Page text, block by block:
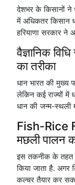
देशभर के किसानों ने
में अधिकतर किसान
हरियाणा सरकार ने
वैज्ञानिक
का तरीका
धान भारत की मुख्य
लेकिन कई राज्यों में
धान की जन्म-स्थली
Fish-Rice
मछली पालन
इस तकनीक के तहत
किया जाता है. अगर
कल्चर तैयार कर